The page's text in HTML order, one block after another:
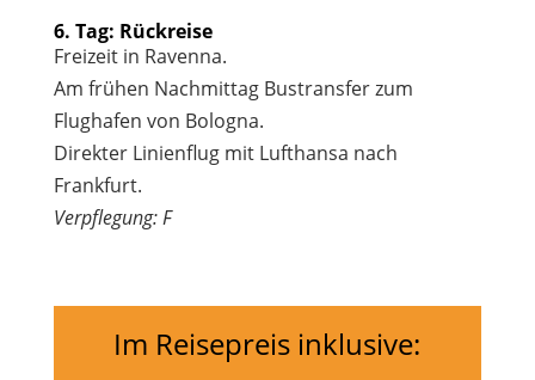
6. Tag: Rückreise
Freizeit in Ravenna.
Am frühen Nachmittag Bustransfer zum
Flughafen von Bologna.
Direkter Linienflug mit Lufthansa nach
Frankfurt.
Verpflegung: F
Im Reisepreis inklusive: